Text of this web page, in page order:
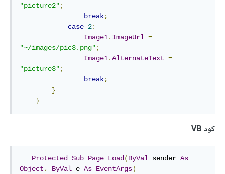
"picture2" ;
break;
case 2:
Image1. ImageUrl =
"~/images/pic3.png" ;
Image1.AlternateText =
"picture3" ;
break;
}
}
كود VB
Protected Sub Page_Load (ByVal sender As
Object ، ByVal e As EventArgs)